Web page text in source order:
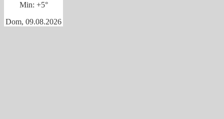
Min: +5°
Dom, 09.08.2026